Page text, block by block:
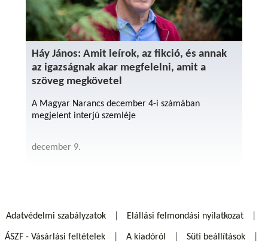
Háy János: Amit leírok, az fikció, és annak
az igazságnak akar megfelelni, amit a
szöveg megkövetel
A Magyar Narancs december 4-i számában
megjelent interjú szemléje
december 9.
Adatvédelmi szabályzatok Elállási felmondási nyilatkozat
ÁSZF - Vásárlási feltételek A kiadóról Süti beállítások